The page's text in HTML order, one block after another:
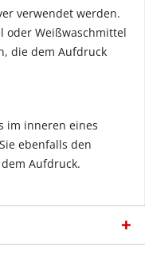
verwendet werden.
oder Weißwaschmittel
die dem Aufdruck
im inneren eines
ebenfalls den
Aufdruck.